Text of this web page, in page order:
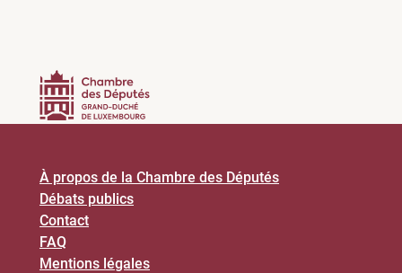
À propos de la Chambre des Députés
Débats publics
Contact
FAQ
Mentions légales